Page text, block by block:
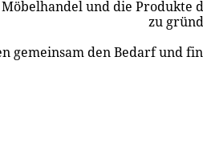
und die Produkte
zu
gemeinsam den Bedarf und